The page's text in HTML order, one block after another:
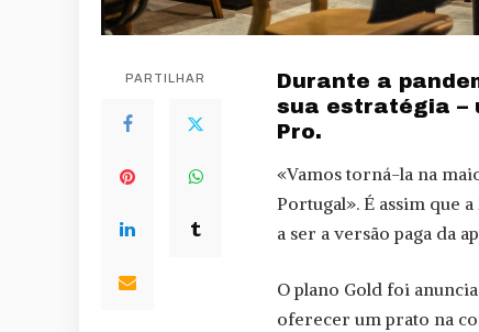
PARTILHAR
Durante a
sua estratégia –
Pro.
«Vamos torná-la na
Portugal». É assim que
a ser a versão paga da
O plano Gold foi
oferecer um prato na